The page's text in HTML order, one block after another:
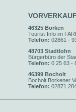
46325 Borken
Tourist-Info im
Telefon: 02861 -
48703 Stadtlohn
Bürgerbüro der
Telefon: 0 25 63 -
46399 Bocholt
Bocholt Borkener
Telefon: 02871